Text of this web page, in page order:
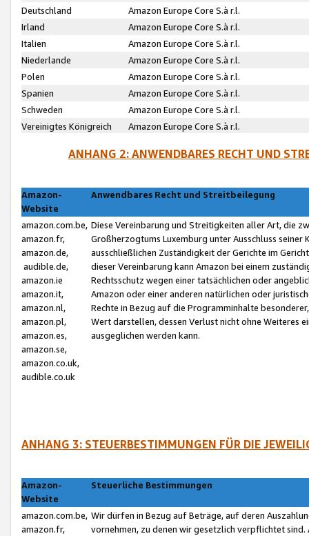
Deutschland
Amazon Europe Core S.à r.l.
Irland
Amazon Europe Core S.à r.l.
Italien
Amazon Europe Core S.à r.l.
Niederlande
Amazon Europe Core S.à r.l.
Polen
Amazon Europe Core S.à r.l.
Spanien
Amazon Europe Core S.à r.l.
Schweden
Amazon Europe Core S.à r.l.
Vereinigtes Königreich
Amazon Europe Core S.à r.l.
ANHANG 2: ANWENDBARES RECHT UND
Amazon-
Website
Anwendbares Recht und Streitbeilegung
amazon.com.be,
amazon.fr,
amazon.de,
audible.de,
amazon.ie
amazon.it,
amazon.nl,
amazon.pl,
amazon.es,
amazon.se,
amazon.co.uk,
audible.co.uk
Diese Vereinbarung und Streitigkeiten aller Art, die
Großherzogtums Luxemburg unter Ausschluss
ausschließlichen Zuständigkeit der Gerichte im
dieser Vereinbarung kann Amazon bei einem
Rechtsschutz wegen einer tatsächlichen oder
Amazon oder einer anderen natürlichen oder
Rechte in Bezug auf die Programminhalte
Wert darstellen, dessen Verlust nicht ohne Weiteres
ausgeglichen werden kann.
ANHANG 3: STEUERBESTIMMUNGEN FÜR DIE
Amazon-
Website
Steuerliche Bestimmungen
amazon.com.be,
amazon.fr,
Wir dürfen in Bezug auf Beträge, auf deren
vornehmen, zu denen wir gesetzlich verpflichtet